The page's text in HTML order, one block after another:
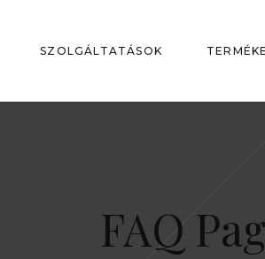
SZOLGÁLTATÁSOK
FAQ